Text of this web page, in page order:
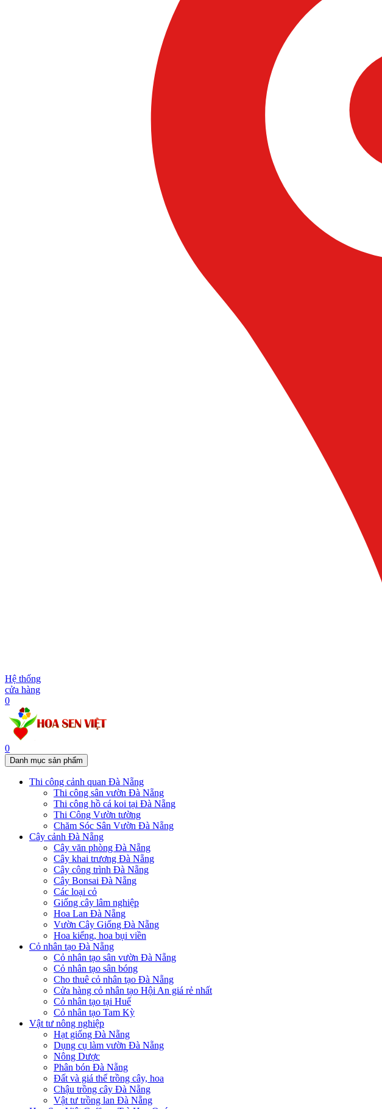
Hệ thống
cửa hàng
0
0
Danh mục sản phẩm
Thi công cảnh quan Đà Nẵng
Thi công sân vườn Đà Nẵng
Thi công hồ cá koi tại Đà Nẵng
Thi Công Vườn tường
Chăm Sóc Sân Vườn Đà Nẵng
Cây cảnh Đà Nẵng
Cây văn phòng Đà Nẵng
Cây khai trương Đà Nẵng
Cây công trình Đà Nẵng
Cây Bonsai Đà Nẵng
Các loại cỏ
Giống cây lâm nghiệp
Hoa Lan Đà Nẵng
Vườn Cây Giống Đà Nẵng
Hoa kiểng, hoa bụi viền
Cỏ nhân tạo Đà Nẵng
Cỏ nhân tạo sân vườn Đà Nẵng
Cỏ nhân tạo sân bóng
Cho thuê cỏ nhân tạo Đà Nẵng
Cửa hàng cỏ nhân tạo Hội An giá rẻ nhất
Cỏ nhân tạo tại Huế
Cỏ nhân tạo Tam Kỳ
Vật tư nông nghiệp
Hạt giống Đà Nẵng
Dụng cụ làm vườn Đà Nẵng
Nông Dược
Phân bón Đà Nẵng
Đất và giá thể trồng cây, hoa
Chậu trồng cây Đà Nẵng
Vật tư trồng lan Đà Nẵng